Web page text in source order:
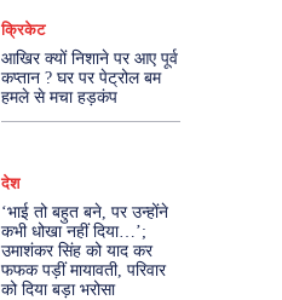
दुनिया
राजनीति वास्तु शास्त्र
More
क्रिकेट
आखिर क्यों निशाने पर आए पूर्व
कप्तान ? घर पर पेट्रोल बम
हमले से मचा हड़कंप
देश
‘भाई तो बहुत बने, पर उन्होंने
कभी धोखा नहीं दिया…’;
उमाशंकर सिंह को याद कर
फफक पड़ीं मायावती, परिवार
को दिया बड़ा भरोसा